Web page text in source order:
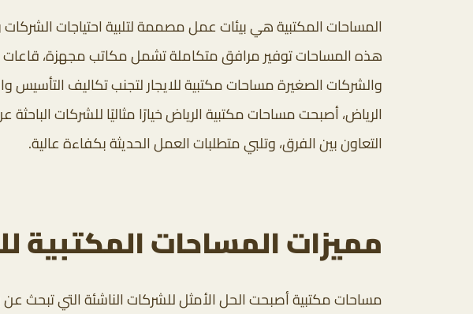
المساحات المكتبية هي بيئات عمل مصممة لتلبية احتياجات
هذه المساحات توفير مرافق متكاملة تشمل مكاتب مجهزة، قاعات
والشركات الصغيرة مساحات مكتبية للايجار لتجنب تكاليف التأسيس
الرياض، أصبحت مساحات مكتبية الرياض خيارًا مثاليًا للشركات
التعاون بين الفرق، وتلبي متطلبات العمل الحديثة بكفاءة عالية.
مميزات المساحات المكتبية
مساحات مكتبية أصبحت الحل الأمثل للشركات الناشئة التي تبحث عن